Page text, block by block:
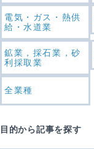
電気・ガス・熱供
給・水道業
鉱業，採石業，砂
利採取業
全業種
目的から記事を探す